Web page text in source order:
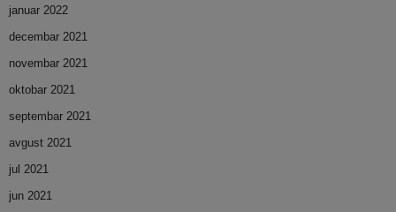
januar 2022
decembar 2021
novembar 2021
oktobar 2021
septembar 2021
avgust 2021
jul 2021
jun 2021